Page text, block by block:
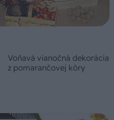
Voňavá vianočná dekorácia
z pomarančovej kôry